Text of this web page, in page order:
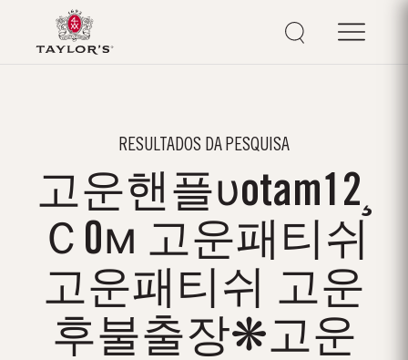
RESULTADOS DA PESQUISA
고운핸플υotam12¸
Ｃ0м 고운패티쉬
고운패티쉬 고운
후불출장❋고운